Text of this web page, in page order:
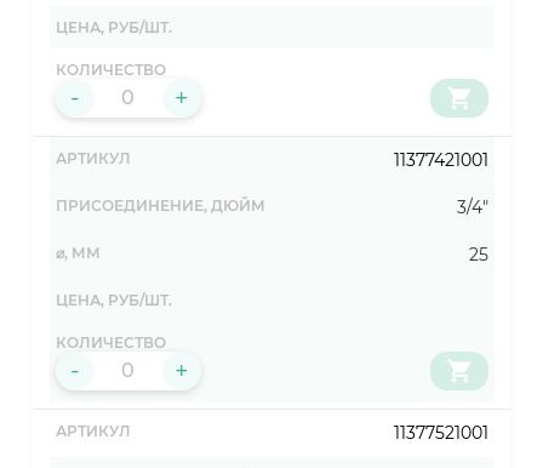
- +
11377421001
3/4"
25
- +
11377521001